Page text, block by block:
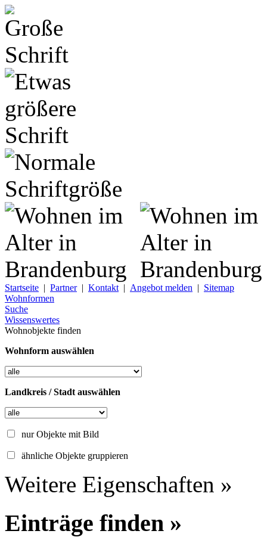
Startseite | Partner| Kontakt | Angebot melden | Sitemap
Wohnformen
Suche
Wissenswertes
Wohnobjekte finden
Wohnform auswählen
Landkreis / Stadt auswählen
nur Objekte mit Bild
ähnliche Objekte gruppieren
Weitere Eigenschaften »
Einträge finden »